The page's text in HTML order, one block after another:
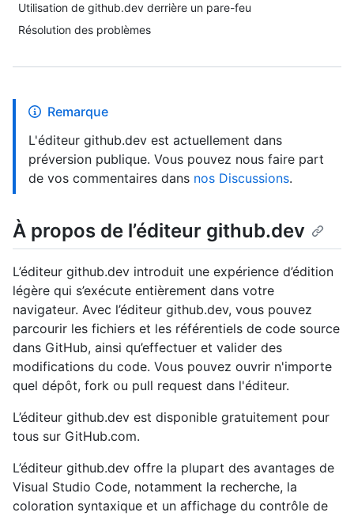
Utilisation de github.dev derrière un pare-feu
Résolution des problèmes
Remarque
L'éditeur github.dev est actuellement dans
préversion publique. Vous pouvez nous faire part
de vos commentaires dans nos Discussions.
À propos de l’éditeur github.dev
L’éditeur github.dev introduit une expérience d’édition
légère qui s’exécute entièrement dans votre
navigateur. Avec l’éditeur github.dev, vous pouvez
parcourir les fichiers et les référentiels de code source
dans GitHub, ainsi qu’effectuer et valider des
modifications du code. Vous pouvez ouvrir n'importe
quel dépôt, fork ou pull request dans l'éditeur.
L’éditeur github.dev est disponible gratuitement pour
tous sur GitHub.com.
L’éditeur github.dev offre la plupart des avantages de
Visual Studio Code, notamment la recherche, la
coloration syntaxique et un affichage du contrôle de